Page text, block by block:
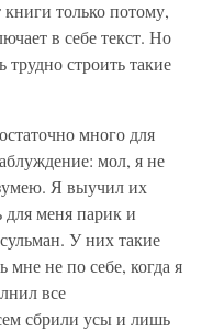
только потому,
в себе текст. Но
трудно строить такие
много для
мол, я не
Я выучил их
меня парик и
У них такие
мне не по себе, когда я
все
сбрили усы и лишь